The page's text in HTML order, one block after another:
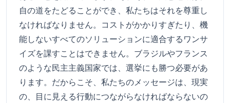
自の道をたどることができ、私たちはそれを尊重し
なければなりません。コストがかかりすぎたり、機
能しないすべてのソリューションに適合するワンサ
イズを課すことはできません。ブラジルやフランス
のような民主主義国家では、選挙にも勝つ必要があ
ります。だからこそ、私たちのメッセージは、現実
の、目に見える行動につながらなければならないの